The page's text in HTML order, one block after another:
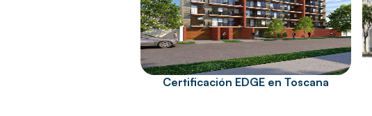
Certificación EDGE en Toscana